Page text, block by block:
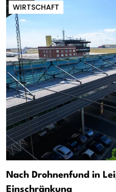
WIRTSCHAFT
Nach Drohnenfund in
Einschränkung